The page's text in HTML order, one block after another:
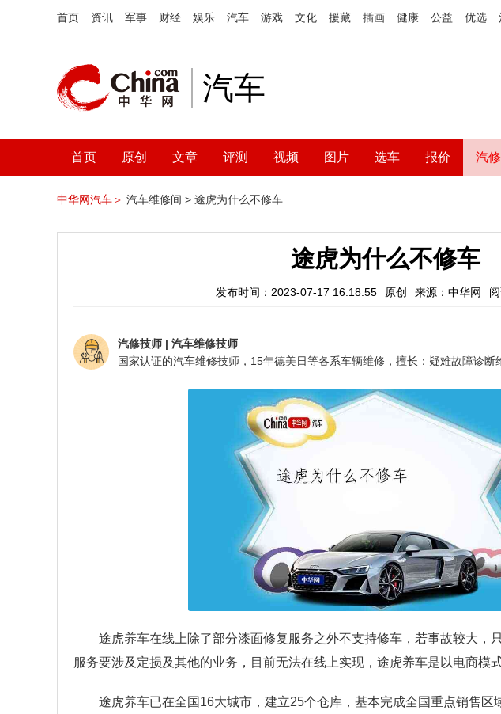
首页 资讯 军事 财经 娱乐 汽车 游戏 文化 援藏 插画 健康 公益 优选
汽车
首页 原创 文章 评测 视频 图片 选车 报价 汽
中华网汽车＞ 汽车维修间 > 途虎为什么不修车
途虎为什么不修车
发布时间：2023-07-17 16:18:55 原创 来源：中华网
汽修技师 | 汽车维修技师
途虎养车在线上除了部分漆面修复服务之外不支持修车，若事故较大，
服务要涉及定损及其他的业务，目前无法在线上实现，途虎养车是以电商模
途虎养车已在全国16大城市，建立25个仓库，基本完成全国重点销售区